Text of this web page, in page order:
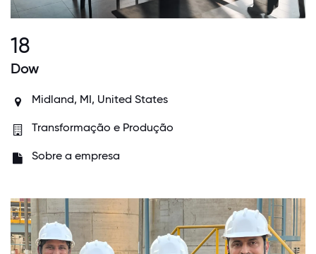
18
Dow
Midland, MI, United States
Transformação e Produção
Sobre a empresa